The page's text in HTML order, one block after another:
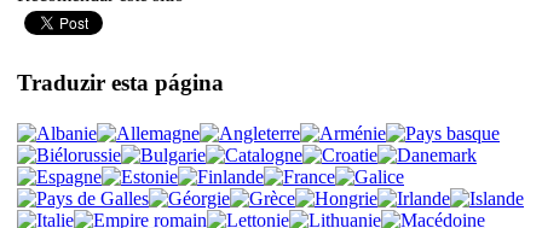
Traduzir esta página